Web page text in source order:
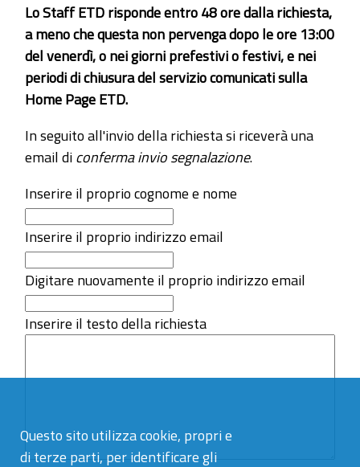
Questo sito utilizza cookie, propri e
di terze parti, per identificare gli
Lo Staff ETD risponde entro 48 ore dalla richiesta,
a meno che questa non pervenga dopo le ore 13:00
del venerdì, o nei giorni prefestivi o festivi, e nei
periodi di chiusura del servizio comunicati sulla
Home Page ETD.
In seguito all'invio della richiesta si riceverà una
email diconferma invio segnalazione.
Inserire il proprio cognome e nome
Inserire il proprio indirizzo email
Digitare nuovamente il proprio indirizzo email
Inserire il testo della richiesta